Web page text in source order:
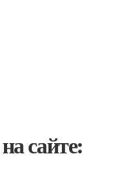
сайте: